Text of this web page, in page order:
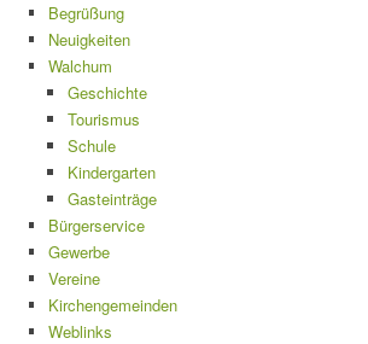
Begrüßung
Neuigkeiten
Walchum
Geschichte
Tourismus
Schule
Kindergarten
Gasteinträge
Bürgerservice
Gewerbe
Vereine
Kirchengemeinden
Weblinks